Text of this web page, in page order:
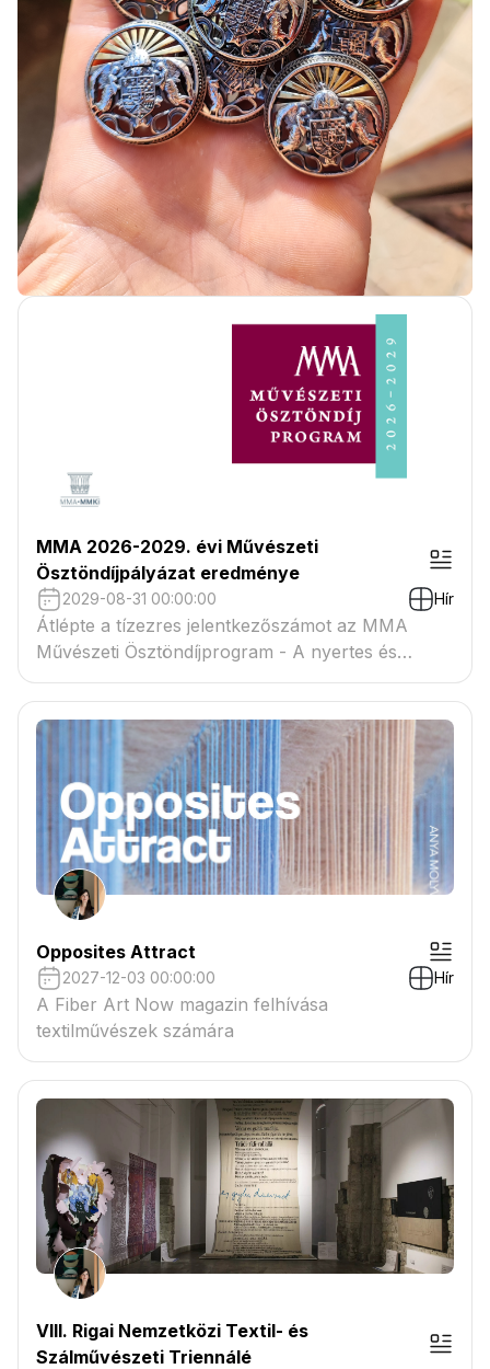
MMA 2026-2029. évi Művészeti
Ösztöndíjpályázat eredménye
2029-08-31 00:00:00 Hír
Átlépte a tízezres jelentkezőszámot az MMA
Művészeti Ösztöndíjprogram - A nyertes és
tartaléklistás pályázók névsora megtekinthető a
csatolmányban
Opposites Attract
2027-12-03 00:00:00 Hír
A Fiber Art Now magazin felhívása
textilművészek számára
VIII. Rigai Nemzetközi Textil- és
Szálművészeti Triennálé